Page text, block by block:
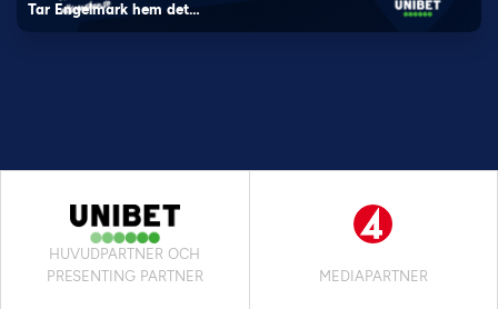
Tar Engelmark hem det…
HUVUDPARTNER OCH
PRESENTING PARTNER
MEDIAPARTNER